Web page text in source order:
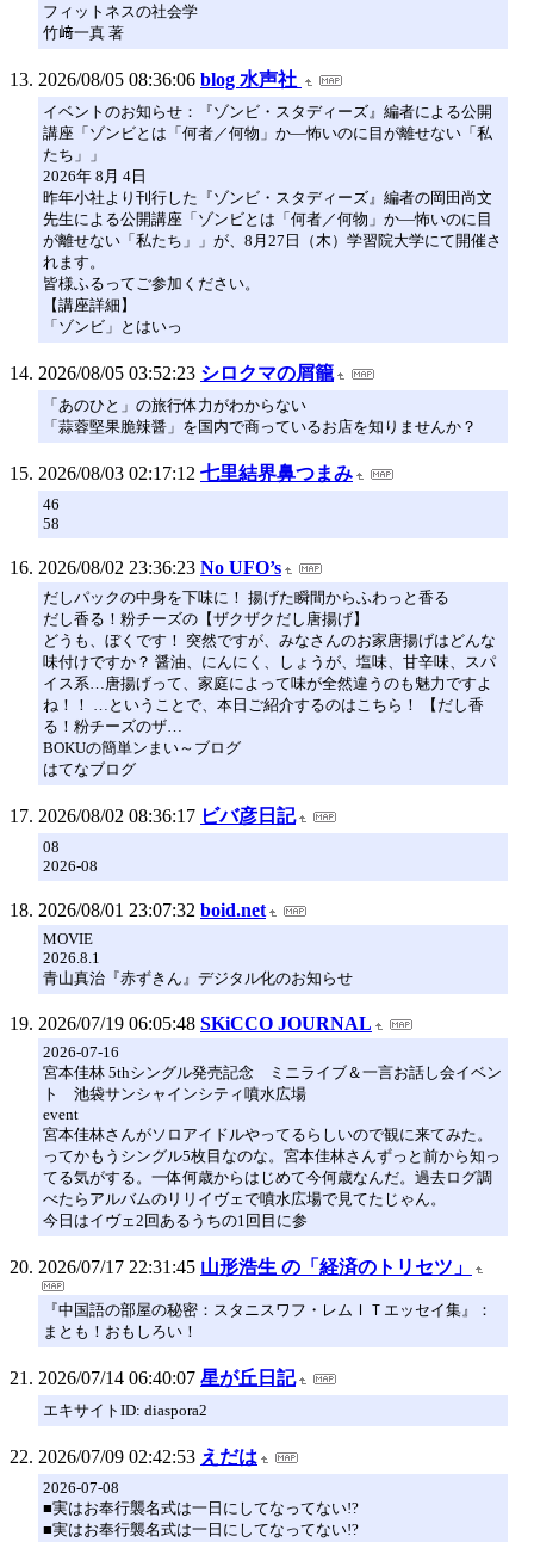
フィットネスの社会学
竹﨑一真 著
2026/08/05 08:36:06 blog 水声社
イベントのお知らせ：『ゾンビ・スタディーズ』編者による公開
講座「ゾンビとは「何者／何物」か―怖いのに目が離せない「私
たち」」
2026年 8月 4日
昨年小社より刊行した『ゾンビ・スタディーズ』編者の岡田尚文
先生による公開講座「ゾンビとは「何者／何物」か―怖いのに目
が離せない「私たち」」が、8月27日（木）学習院大学にて開催さ
れます。
皆様ふるってご参加ください。
【講座詳細】
「ゾンビ」とはいっ
2026/08/05 03:52:23 シロクマの屑籠
「あのひと」の旅行体力がわからない
「蒜蓉堅果脆辣醤」を国内で商っているお店を知りませんか？
2026/08/03 02:17:12 七里結界鼻つまみ
46
58
2026/08/02 23:36:23 No UFO’s
だしパックの中身を下味に！ 揚げた瞬間からふわっと香る
だし香る！粉チーズの【ザクザクだし唐揚げ】
どうも、ぼくです！ 突然ですが、みなさんのお家唐揚げはどんな
味付けですか？ 醤油、にんにく、しょうが、塩味、甘辛味、スパ
イス系…唐揚げって、家庭によって味が全然違うのも魅力ですよ
ね！！ …ということで、本日ご紹介するのはこちら！ 【だし香
る！粉チーズのザ…
BOKUの簡単ンまい～ブログ
はてなブログ
2026/08/02 08:36:17 ビバ彦日記
08
2026-08
2026/08/01 23:07:32 boid.net
MOVIE
2026.8.1
青山真治『赤ずきん』デジタル化のお知らせ
2026/07/19 06:05:48 SKiCCO JOURNAL
2026-07-16
宮本佳林 5thシングル発売記念 ミニライブ＆一言お話し会イベン
ト 池袋サンシャインシティ噴水広場
event
宮本佳林さんがソロアイドルやってるらしいので観に来てみた。
ってかもうシングル5枚目なのな。宮本佳林さんずっと前から知っ
てる気がする。一体何歳からはじめて今何歳なんだ。過去ログ調
べたらアルバムのリリイヴェで噴水広場で見てたじゃん。
今日はイヴェ2回あるうちの1回目に参
2026/07/17 22:31:45 山形浩生 の「経済のトリセツ」
『中国語の部屋の秘密：スタニスワフ・レムＩＴエッセイ集』：
まとも！おもしろい！
2026/07/14 06:40:07 星が丘日記
エキサイトID: diaspora2
2026/07/09 02:42:53 えだは
2026-07-08
■実はお奉行襲名式は一日にしてなってない!?
■実はお奉行襲名式は一日にしてなってない!?